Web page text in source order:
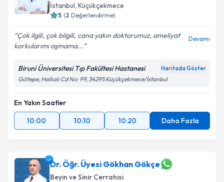
İstanbul, Küçükçekmece
5 (2 Değerlendirme)
Çok ilgili, çok bilgili, cana yakın doktorumuz, ameliyat
korkularımı aşmama...
Devamı
Biruni Üniversitesi Tıp Fakültesi Hastanesi Haritada Göster
Gültepe, Halkalı Cd No: 99, 34295 Küçükçekmece/İstanbul
En Yakın Saatler
10:00
10:10 10:20 Daha Fazla
Dr. Öğr. Üyesi Gökhan Gökçe
Beyin ve Sinir Cerrahisi